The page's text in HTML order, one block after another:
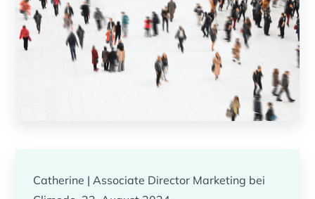
Catherine | Associate Director Marketing bei